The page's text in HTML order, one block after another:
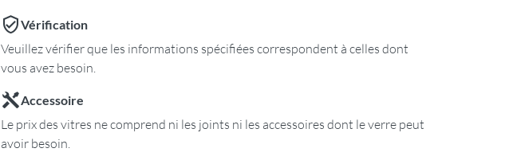
Vérification
Veuillez vérifier que les informations spécifiées correspondent à celles dont
vous avez besoin.
Accessoire
Le prix des vitres ne comprend ni les joints ni les accessoires dont le verre peut
avoir besoin.